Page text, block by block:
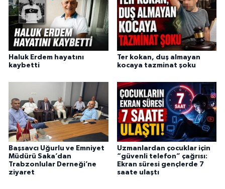
Haluk Erdem hayatını
kaybetti
Ter kokan, duş almayan
kocaya tazminat şoku
Başsavcı Uğurlu ve Emniyet
Müdürü Saka’dan
Trabzonlular Derneği’ne
ziyaret
Uzmanlardan çocuklar için
“güvenli telefon” çağrısı:
Ekran süresi gençlerde 7
saate ulaştı